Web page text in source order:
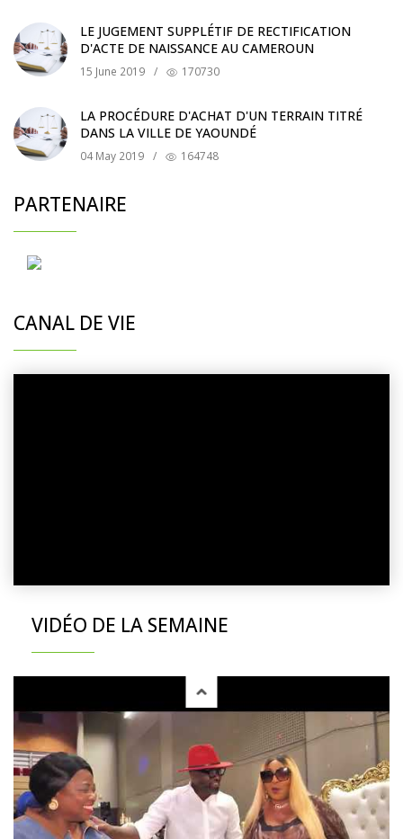
LE JUGEMENT SUPPLÉTIF DE RECTIFICATION
D'ACTE DE NAISSANCE AU CAMEROUN
15 June 2019 / 170730
LA PROCÉDURE D'ACHAT D'UN TERRAIN TITRÉ
DANS LA VILLE DE YAOUNDÉ
04 May 2019 / 164748
PARTENAIRE
CANAL DE VIE
VIDÉO DE LA SEMAINE